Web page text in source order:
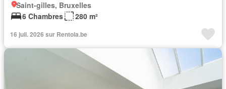
Saint-gilles, Bruxelles
6 Chambres
280 m²
16 juil. 2026 sur Rentola.be